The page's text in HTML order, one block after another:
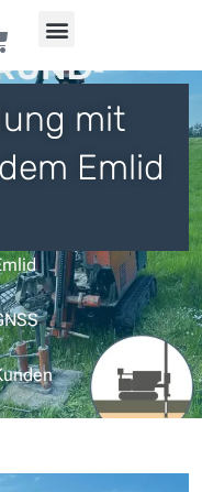
mit
Emlid